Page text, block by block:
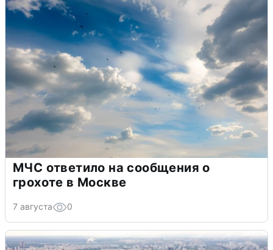
МЧС ответило на сообщения о
грохоте в Москве
7 августа 0